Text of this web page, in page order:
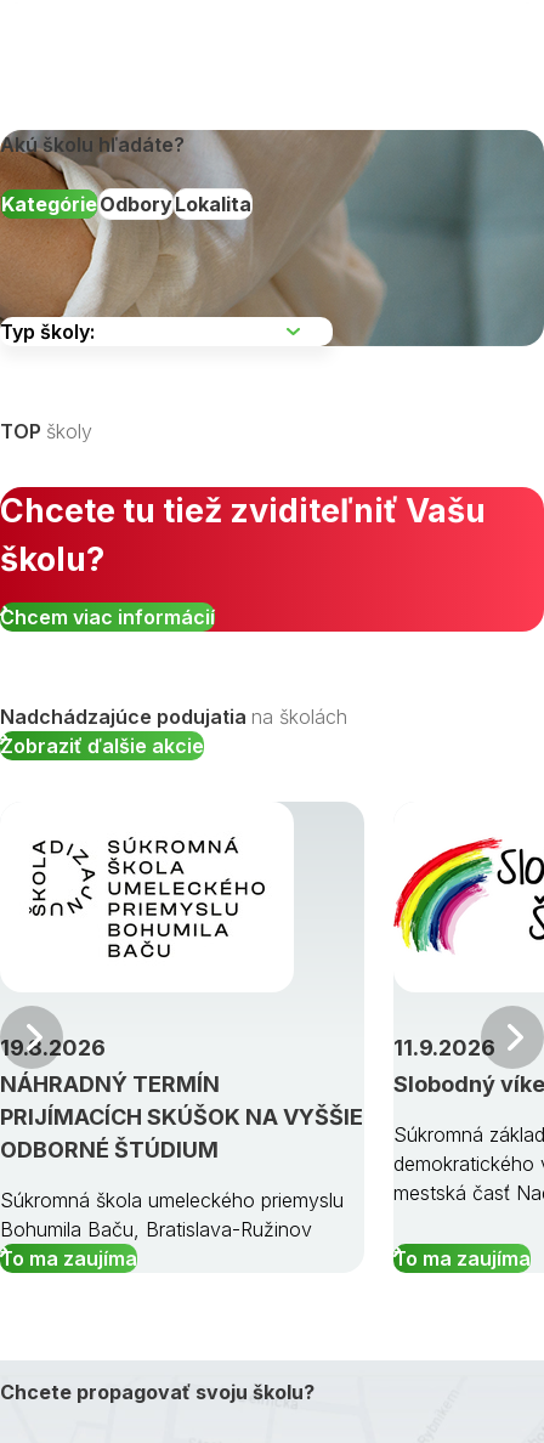
Akú školu hľadáte?
KategórieOdboryLokalita
Zobraziť všetky študijné odbory »
TOP školy
Chcete tu tiež zviditeľniť Vašu
školu?
Chcem viac informácií
Nadchádzajúce podujatia na školách
Zobraziť ďalšie akcie
NÁHRADNÝ TERMÍN
PRIJÍMACÍCH SKÚŠOK NA VYŠŠIE
ODBORNÉ ŠTÚDIUM
19.8.2026
Súkromná škola umeleckého priemyslu
Bohumila Baču, Bratislava-Ružinov
To ma zaujíma
Slobodný
11.9.2026
Súkromná
demokratického
mestská časť
To ma zaujíma
Predchádzajúci
Chcete propagovať svoju školu?